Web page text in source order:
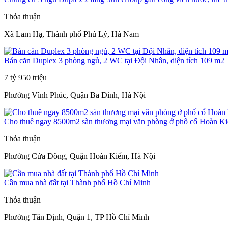
Thỏa thuận
Xã Lam Hạ, Thành phố Phủ Lý, Hà Nam
Bán căn Duplex 3 phòng ngủ, 2 WC tại Đội Nhân, diện tích 109 m2
7 tỷ 950 triệu
Phường Vĩnh Phúc, Quận Ba Đình, Hà Nội
Cho thuê ngay 8500m2 sàn thương mại văn phòng ở phố cổ Hoàn
Thỏa thuận
Phường Cửa Đông, Quận Hoàn Kiếm, Hà Nội
Cần mua nhà đất tại Thành phố Hồ Chí Minh
Thỏa thuận
Phường Tân Định, Quận 1, TP Hồ Chí Minh